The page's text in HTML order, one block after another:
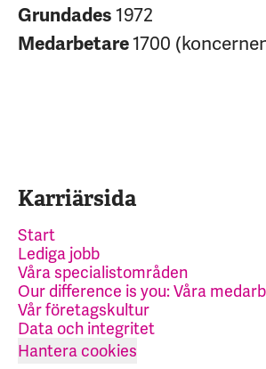
Grundades1972
Medarbetare1700
Karriärsida
Start
Lediga jobb
Våra specialistområden
Our difference is you: Våra
Vår företagskultur
Data och integritet
Hantera cookies